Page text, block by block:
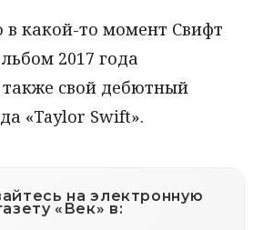
в какой-то момент Свифт
2017 года
также свой дебютный
«Taylor Swift».
на электронную
«Век» в: